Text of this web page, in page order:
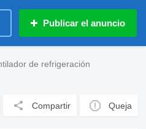
Publicar el anuncio
de refrigeración
Compartir Queja